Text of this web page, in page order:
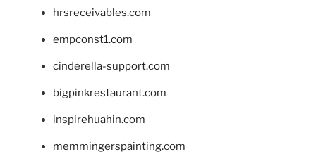
hrsreceivables.com
empconst1.com
cinderella-support.com
bigpinkrestaurant.com
inspirehuahin.com
memmingerspainting.com